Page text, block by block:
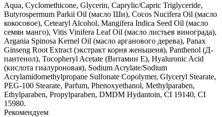
Aqua, Cyclomethicone, Glycerin, Caprylic/Capric Triglyceride,
Butyrospermum Parkii Oil (масло Ши), Cocos Nucifera Oil (масло
кокосовое), Cetearyl Alcohol, Mangifera Indica Seed Oil (масло
семян манго), Vitis Vinifera Leaf Oil (масло листьев винограда),
Argania Spinosa Kernel Oil (масло арганового дерева), Panax
Ginseng Root Extract (экстракт корня женьшеня), Panthenol (Д-
пантенол), Tocopheryl Acetate (Витамин Е), Hyaluronic Acid
(кислота гиалуроновая), Sodium Acrylate/Sodium
Acrylamidomethylpropane Sulfonate Copolymer, Glyceryl Stearate,
PEG-100 Stearate, Parfum, Phenoxyethanol, Methylparaben,
Ethylparaben, Propylparaben, DMDM Hydantoin, CI 19140, CI
15980.
Рекомендуем